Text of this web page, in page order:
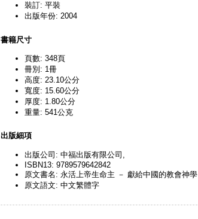
裝訂: 平裝
出版年份: 2004
書籍尺寸
頁數: 348頁
冊別: 1冊
高度: 23.10公分
寬度: 15.60公分
厚度: 1.80公分
重量: 541公克
出版細項
出版公司: 中福出版有限公司,
ISBN13: 9789579642842
原文書名: 永活上帝生命主 － 獻給中國的教會神學
原文語文: 中文繁體字